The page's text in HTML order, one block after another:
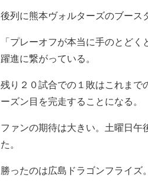
後列に熊本ヴォルターズのブース
「プレーオフが本当に手のとど
躍進に繋がっている。
残り２０試合での１敗はこれまで
ーズン目を完走することになる。
ファンの期待は大きい。土曜日午
た。
勝ったのは広島ドラゴンフライズ